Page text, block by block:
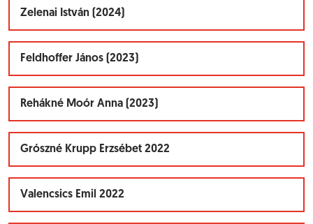
Zelenai István (2024)
Feldhoffer János (2023)
Rehákné Moór Anna (2023)
Grószné Krupp Erzsébet 2022
Valencsics Emil 2022